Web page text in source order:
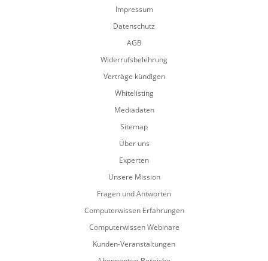
Impressum
Datenschutz
AGB
Widerrufsbelehrung
Verträge kündigen
Whitelisting
Mediadaten
Sitemap
Über uns
Experten
Unsere Mission
Fragen und Antworten
Computerwissen Erfahrungen
Computerwissen Webinare
Kunden-Veranstaltungen